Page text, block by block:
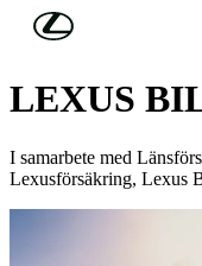
Hoppa till huvudinnehåll
GARANTI OCH
LEXUS
I samarbete med
Lexusförsäkring, Lexus